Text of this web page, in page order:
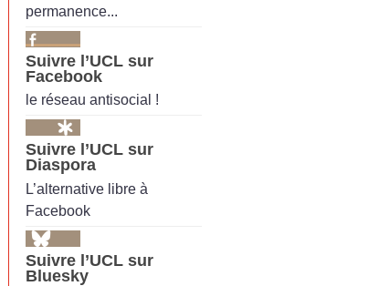
permanence...
Suivre l’UCL sur
Facebook
le réseau antisocial !
Suivre l’UCL sur
Diaspora
L’alternative libre à
Facebook
Suivre l’UCL sur
Bluesky